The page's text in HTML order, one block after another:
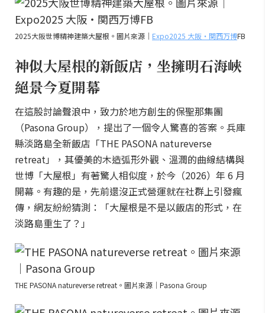
2025大阪世博精神建築大屋根。圖片來源｜ Expo2025 大阪・関西万博FB
神似大屋根的新飯店，坐擁明石海峽
絕景今夏開幕
在這股討論聲浪中，致力於地方創生的保聖那集團
（Pasona Group），提出了一個令人驚喜的答案。兵庫
縣淡路島全新飯店「THE PASONA natureverse
retreat」，其優美的木造弧形外觀、溫潤的曲線結構與
世博「大屋根」有著驚人相似度，於今（2026）年 6 月
開幕。有趣的是，先前還沒正式營運就在社群上引發瘋
傳，網友紛紛猜測：「大屋根是不是以飯店的形式，在
淡路島重生了？」
THE PASONA natureverse retreat。圖片來源｜Pasona Group